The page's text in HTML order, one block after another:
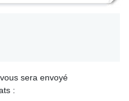
sera envoyé
: